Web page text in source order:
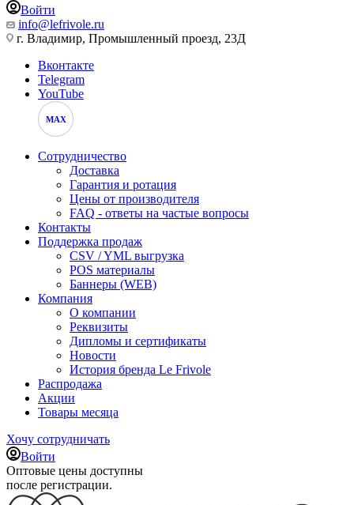
Войти
info@lefrivole.ru
г. Владимир, Промышленный проезд, 23Д
Вконтакте
Telegram
YouTube
MAX
Сотрудничество
Доставка
Гарантия и ротация
Цены от производителя
FAQ - ответы на частые вопросы
Контакты
Поддержка продаж
CSV / YML выгрузка
POS материалы
Баннеры (WEB)
Компания
О компании
Реквизиты
Дипломы и сертификаты
Новости
История бренда Le Frivole
Распродажа
Акции
Товары месяца
Хочу сотрудничать
Войти
Оптовые цены доступны
после регистрации.